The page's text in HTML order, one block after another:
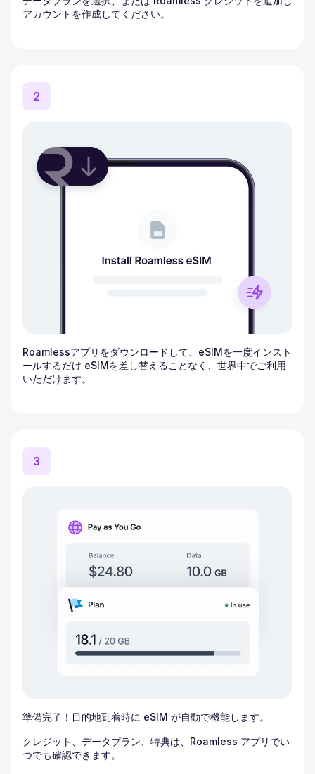
アカウントを作成してください。
2
Roamlessアプリをダウンロードして、eSIMを一度インスト
ールするだけ eSIMを差し替えることなく、世界中でご利用
いただけます。
3
準備完了！目的地到着時に eSIM が自動で機能します。
クレジット、データプラン、特典は、Roamless アプリでい
つでも確認できます。